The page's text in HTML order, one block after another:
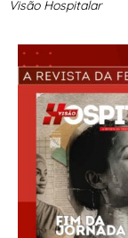
Visão Hospitalar